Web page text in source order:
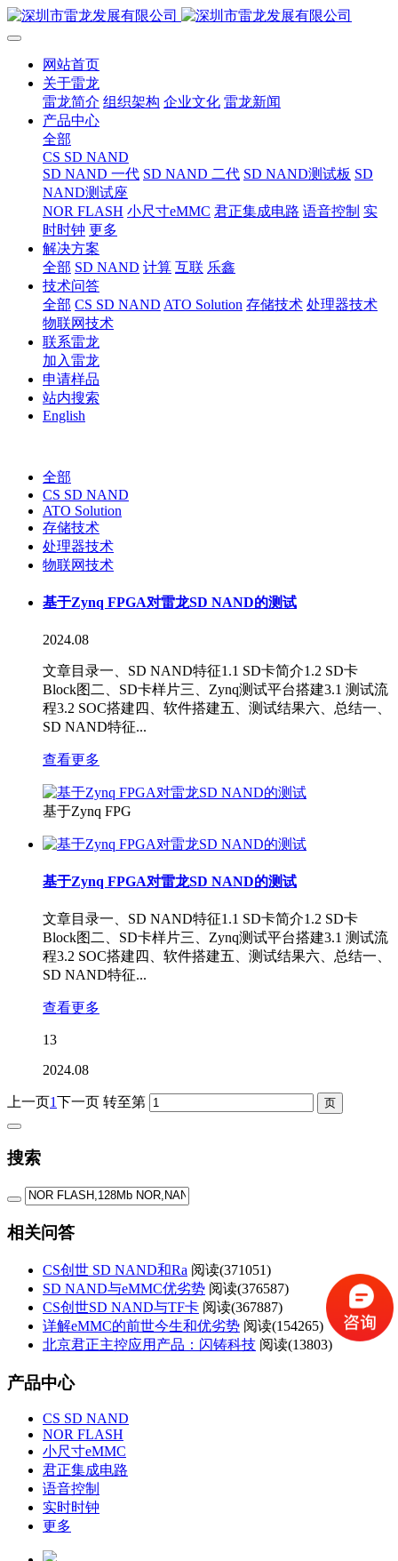
网站首页
关于雷龙
雷龙简介 组织架构 企业文化 雷龙新闻
产品中心
全部
CS SD NAND
SD NAND 一代 SD NAND 二代 SD NAND测试板 SD
NAND测试座
NOR FLASH 小尺寸eMMC 君正集成电路 语音控制 实
时时钟 更多
解决方案
全部 SD NAND 计算 互联 乐鑫
技术问答
全部 CS SD NAND ATO Solution 存储技术 处理器技术
物联网技术
联系雷龙
加入雷龙
申请样品
站内搜索
English
全部
CS SD NAND
ATO Solution
存储技术
处理器技术
物联网技术
基于Zynq FPGA对雷龙SD NAND的测试
2024.08
文章目录一、SD NAND特征1.1 SD卡简介1.2 SD卡
Block图二、SD卡样片三、Zynq测试平台搭建3.1 测试流
程3.2 SOC搭建四、软件搭建五、测试结果六、总结一、
SD NAND特征...
查看更多
基于Zynq FPG
基于Zynq FPGA对雷龙SD NAND的测试
文章目录一、SD NAND特征1.1 SD卡简介1.2 SD卡
Block图二、SD卡样片三、Zynq测试平台搭建3.1 测试流
程3.2 SOC搭建四、软件搭建五、测试结果六、总结一、
SD NAND特征...
查看更多
13
2024.08
上一页1下一页 转至第
搜索
相关问答
CS创世 SD NAND和Ra 阅读(371051)
SD NAND与eMMC优劣势 阅读(376587)
CS创世SD NAND与TF卡 阅读(367887)
详解eMMC的前世今生和优劣势 阅读(154265)
北京君正主控应用产品：闪铸科技 阅读(13803)
产品中心
CS SD NAND
NOR FLASH
小尺寸eMMC
君正集成电路
语音控制
实时时钟
更多